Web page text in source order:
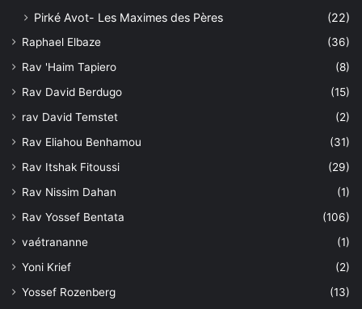
Pirké Avot- Les Maximes des Pères
(22)
Raphael Elbaze
(36)
Rav 'Haim Tapiero
(8)
Rav David Berdugo
(15)
rav David Temstet
(2)
Rav Eliahou Benhamou
(31)
Rav Itshak Fitoussi
(29)
Rav Nissim Dahan
(1)
Rav Yossef Bentata
(106)
vaétrananne
(1)
Yoni Krief
(2)
Yossef Rozenberg
(13)